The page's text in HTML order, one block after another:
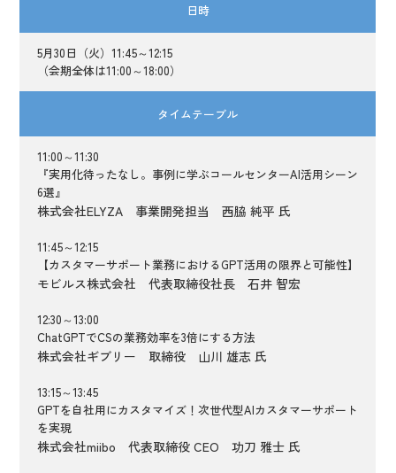
日時
5月30日（火）11:45～12:15
（会期全体は11:00～18:00）
タイムテーブル
11:00～11:30
『実用化待ったなし。事例に学ぶコールセンターAI活用シーン
6選』
株式会社ELYZA 事業開発担当 西脇 純平 氏
11:45～12:15
【カスタマーサポート業務におけるGPT活用の限界と可能性】
モビルス株式会社 代表取締役社長 石井 智宏
12:30～13:00
ChatGPTでCSの業務効率を3倍にする方法
株式会社ギブリー 取締役 山川 雄志 氏
13:15～13:45
GPTを自社用にカスタマイズ！次世代型AIカスタマーサポート
を実現
株式会社miibo 代表取締役 CEO 功刀 雅士 氏